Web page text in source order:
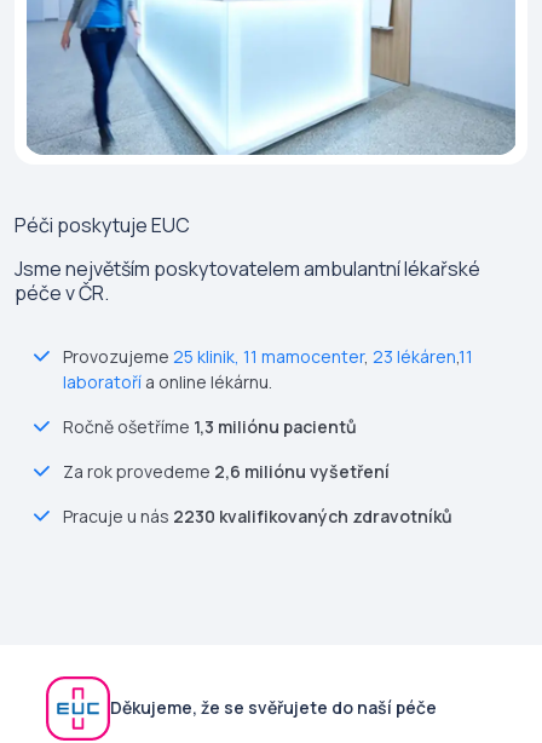
Péči poskytujeEUC
Jsme největším poskytovatelem ambulantní lékařské
péče v ČR.
Provozujeme 25 klinik 11 mamocenter, 23 lékáren11
laboratoří a online lékárnu.
Ročně ošetříme 1,3 miliónu pacientů
Za rok provedeme 2,6 miliónu vyšetření
Pracuje u nás 2230 kvalifikovaných zdravotníků
Děkujeme, že se svěřujete do naší péče